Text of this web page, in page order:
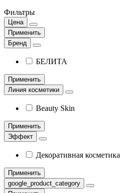
Фильтры
Цена
Применить
Бренд
БЕЛИТА
Применить
Линия косметики
Beauty Skin
Применить
Эффект
Декоративная косметика
Применить
google_product_category